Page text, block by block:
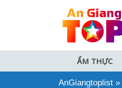
ẨM THỰC
AnGiangtoplist »